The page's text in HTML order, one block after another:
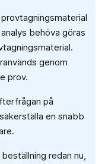
behöva göras
genom
prov.
på
en snabb
redan nu,